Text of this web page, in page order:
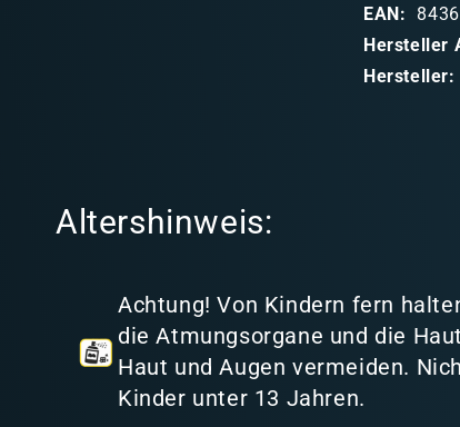
n
EAN:
Hersteller
Hersteller:
Altershinweis:
Achtung! Von Kindern fern
die Atmungsorgane und die
Haut und Augen vermeiden.
Kinder unter 13 Jahren.